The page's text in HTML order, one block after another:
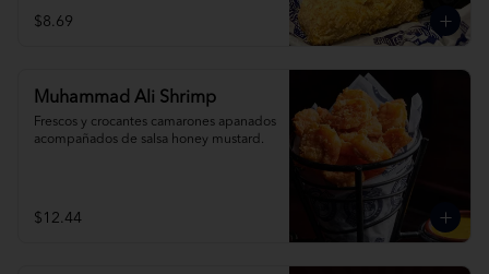
$8.69
Muhammad Ali Shrimp
Frescos y crocantes camarones apanados
acompañados de salsa honey mustard.
$12.44